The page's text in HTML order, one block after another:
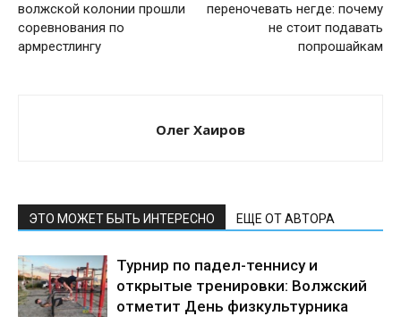
волжской колонии прошли
соревнования по
армрестлингу
переночевать негде: почему
не стоит подавать
попрошайкам
Олег Хаиров
ЭТО МОЖЕТ БЫТЬ ИНТЕРЕСНО ЕЩЕ ОТ АВТОРА
Турнир по падел-теннису и
открытые тренировки: Волжский
отметит День физкультурника